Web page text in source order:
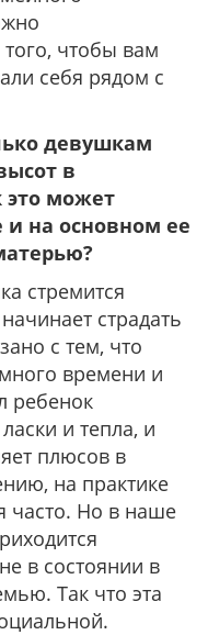
чтобы вам
себя рядом с
девушкам
в
это может
и на основном ее
стремится
страдать
с тем, что
времени и
ребенок
и тепла, и
плюсов в
на практике
часто. Но в наше
в состоянии в
Так что эта